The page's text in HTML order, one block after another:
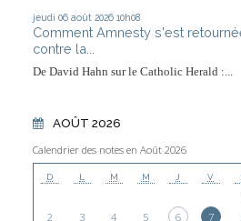
jeudi 06 août 2026 10h08
Comment Amnesty s'est
contre la...
De David Hahn sur le Catholic Herald :...
AOÛT 2026
Calendrier des notes en Août 2026
D L M M J V
2
3 4 5 6 7